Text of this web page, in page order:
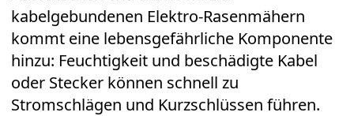
kabelgebundenen Elektro-Rasenmähern
kommt eine lebensgefährliche Komponente
hinzu: Feuchtigkeit und beschädigte Kabel
oder Stecker können schnell zu
Stromschlägen und Kurzschlüssen führen.